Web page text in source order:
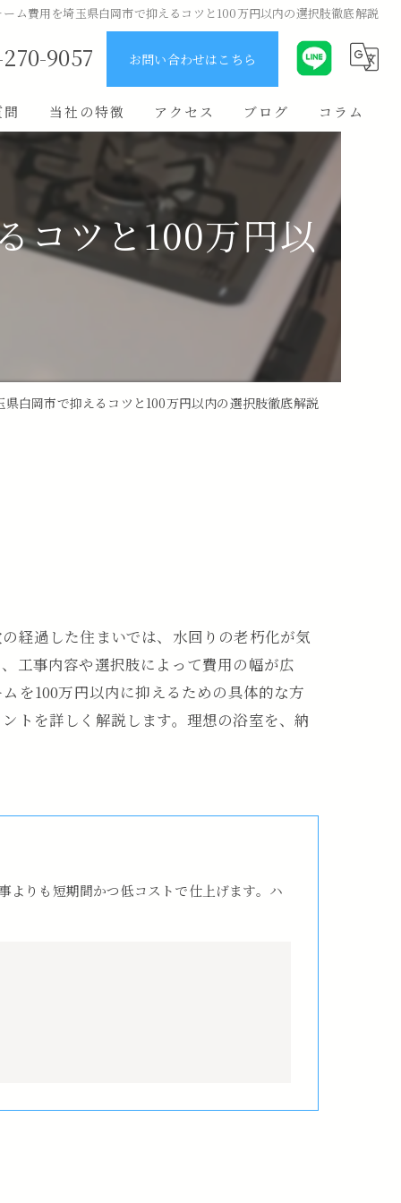
ーム費用を埼玉県白岡市で抑えるコツと100万円以内の選択肢徹底解説
9057 お問い合わせはこちら
当社の特徴
ユニットバス
キッチン
原状回復
アクセス ブログ コラム
コツと100万円以
白岡市で抑えるコツと100万円以内の選択肢徹底解説
経過した住まいでは、水回りの老朽化が気
工事内容や選択肢によって費用の幅が広
を100万円以内に抑えるための具体的な方
トを詳しく解説します。理想の浴室を、納
よりも短期間かつ低コストで仕上げます。ハ